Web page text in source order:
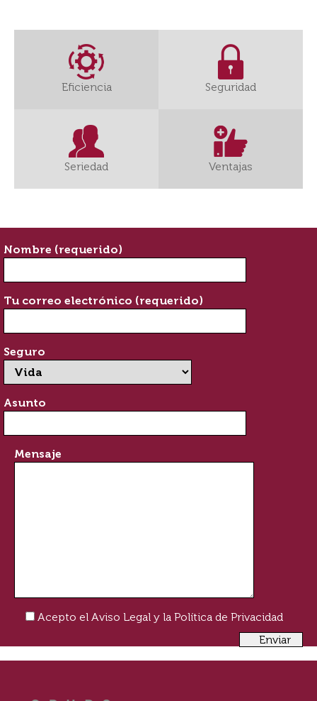
Eficiencia Seguridad
Seriedad Ventajas
Nombre (requerido)
Tu correo electrónico (requerido)
Seguro
Asunto
Mensaje
Acepto el Aviso Legal y la Política de Privacidad